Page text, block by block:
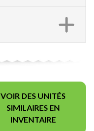
VOIR DES UNITÉS
SIMILAIRES EN
INVENTAIRE